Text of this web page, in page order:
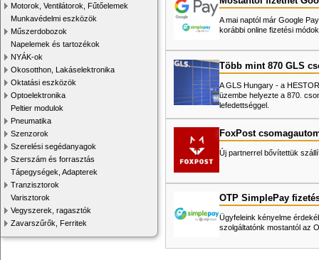
Motorok, Ventilátorok, Fűtőelemek
Munkavédelmi eszközök
Műszerdobozok
Napelemek és tartozékok
NYÁK-ok
Okosotthon, Lakáselektronika
Oktatási eszközök
Optoelektronika
Peltier modulok
Pneumatika
Szenzorok
Szerelési segédanyagok
Szerszám és forrasztás
Tápegységek, Adapterek
Tranzisztorok
Varisztorok
Vegyszerek, ragasztók
Zavarszűrők, Ferritek
A mai naptól már Google
korábbi online fizetési
Több mint 870 GLS
A GLS Hungary - a
üzembe helyezte a 870.
lefedettséggel.
FoxPost
Új partnerrel bővítettük
OTP SimplePay
Ügyfeleink kényelme
szolgáltatónk mostantól az